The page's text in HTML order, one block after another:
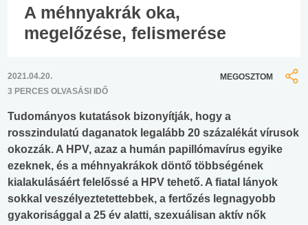
A méhnyakrák oka,
megelőzése, felismerése
2021.04.20.
3 PERCES OLVASÁSI IDŐ
MEGOSZTOM
Tudományos kutatások bizonyítják, hogy a
rosszindulatú daganatok legalább 20 százalékát vírusok
okozzák. A HPV, azaz a humán papillómavírus egyike
ezeknek, és a méhnyakrákok döntő többségének
kialakulásáért felelőssé a HPV tehető. A fiatal lányok
sokkal veszélyeztetettebbek, a fertőzés legnagyobb
gyakorisággal a 25 év alatti, szexuálisan aktív nők